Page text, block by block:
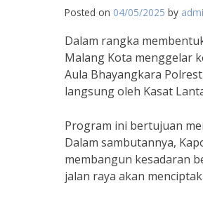
Posted on 04/05/2025 by
Dalam rangka
Malang Kota menggelar
Aula Bhayangkara
langsung oleh Kasat
Program ini bertujuan
Dalam sambutannya,
membangun kesadaran
jalan raya akan